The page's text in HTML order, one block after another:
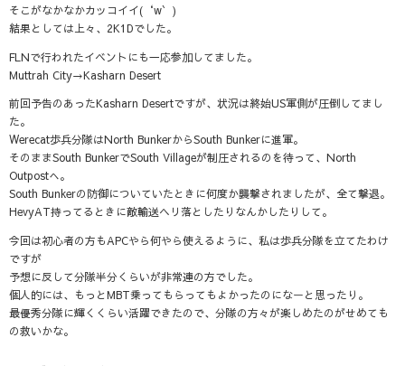
そこがなかなかカッコイイ(‘w` )
結果としては上々、2K1Dでした。
FLNで行われたイベントにも一応参加してました。
Muttrah City→Kasharn Desert
前回予告のあったKasharn Desertですが、状況は終始US軍側が圧倒してまし
た。
Werecat歩兵分隊はNorth BunkerからSouth Bunkerに進軍。
そのままSouth BunkerでSouth Villageが制圧されるのを待って、North
Outpostへ。
South Bunkerの防御についていたときに何度か襲撃されましたが、全て撃退。
HevyAT持ってるときに敵輸送ヘリ落としたりなんかしたりして。
今回は初心者の方もAPCやら何やら使えるように、私は歩兵分隊を立てたわけ
ですが
予想に反して分隊半分くらいが非常連の方でした。
個人的には、もっとMBT乗ってもらってもよかったのになーと思ったり。
最優秀分隊に輝くくらい活躍できたので、分隊の方々が楽しめたのがせめても
の救いかな。